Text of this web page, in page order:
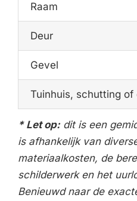
Raam
Deur
Gevel
Tuinhuis, schutting of
* Let op:dit is een
is afhankelijk van
materiaalkosten, de
schilderwerk en het
Benieuwd naar de